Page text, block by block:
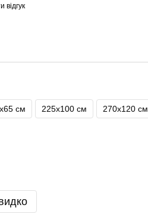
відгук
см 225х100 см 270х120 см